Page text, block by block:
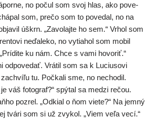
no počul som svoj hlas, ako pove­
som, pre­čo som to pove­dal, no na
úškrn. „Zavolajte ho sem.“ Vrhol som
neďa­le­ko, no vytia­hol som mobil
ku nám. Chce s vami hovo­riť.“
odpo­ve­dať. Vrátil som sa k Luciusovi
tu. Počkali sme, no necho­dil.
váš foto­graf?“ spý­tal sa medzi rečou.
pozrel. „Odkial o ňom vie­te?“ Na jem­ný
tvá­ri som si už zvy­kol. „Viem veľa vecí.“